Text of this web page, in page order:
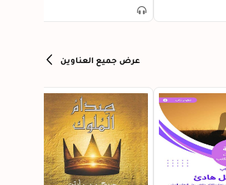
عرض جميع العناوين